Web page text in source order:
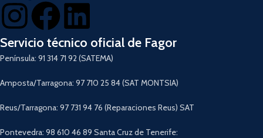
Servicio técnico oficial de Fagor
Península: 91 314 71 92 (SATEMA)
Amposta/Tarragona: 97 710 25 84 (SAT MONTSIA)
Reus/Tarragona: 97 731 94 76 (Reparaciones Reus) SAT
Pontevedra: 98 610 46 89 Santa Cruz de Tenerife: